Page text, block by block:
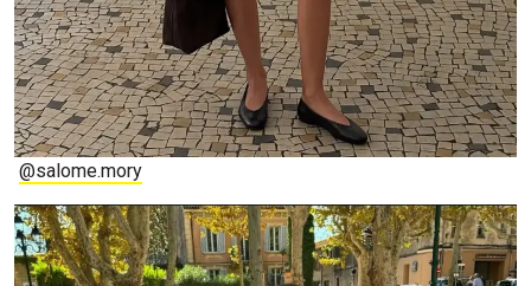
@salome.mory